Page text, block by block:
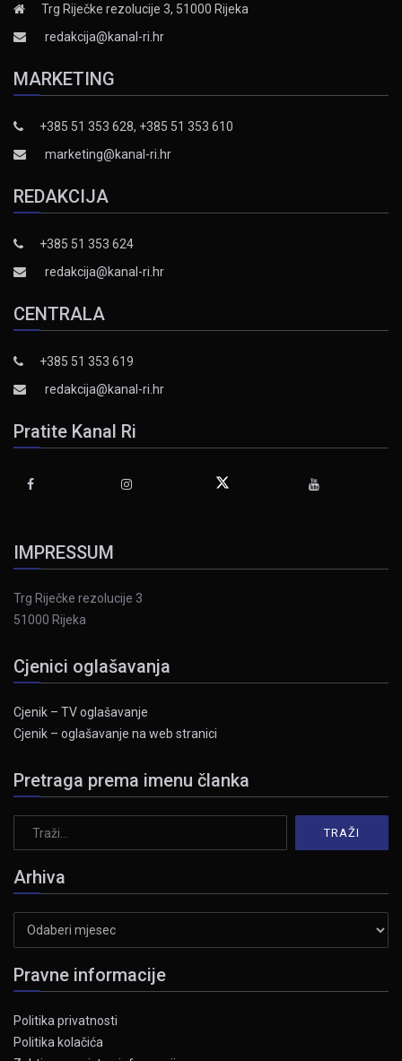
Trg Riječke rezolucije 3, 51000 Rijeka
redakcija@kanal-ri.hr
MARKETING
+385 51 353 628, +385 51 353 610
marketing@kanal-ri.hr
REDAKCIJA
+385 51 353 624
redakcija@kanal-ri.hr
CENTRALA
+385 51 353 619
redakcija@kanal-ri.hr
Pratite Kanal Ri
IMPRESSUM
Trg Riječke rezolucije 3
51000 Rijeka
Cjenici oglašavanja
Cjenik – TV oglašavanje
Cjenik – oglašavanje na web stranici
Pretraga prema imenu članka
Arhiva
Pravne informacije
Politika privatnosti
Politika kolačića